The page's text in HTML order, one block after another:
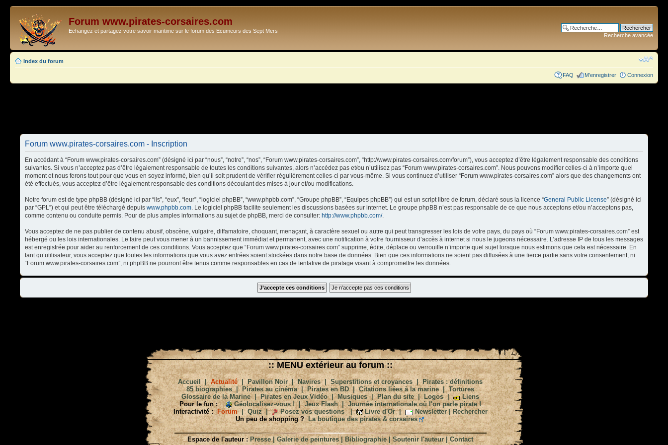
Forum www.pirates-corsaires.com
Echangez et partagez votre savoir maritime sur le forum des Ecumeurs des Sept Mers
Recherche avancée
Index du forum
FAQ M’enregistrer Connexion
Forum www.pirates-corsaires.com - Inscription
En accédant à “Forum www.pirates-corsaires.com” (désigné ici par “nous”, “notre”, “nos”, “Forum www.pirates-corsaires.com”, “http://www.pirates-corsaires.com/forum”), vous acceptez d’être légalement responsable des conditions
suivantes. Si vous n’acceptez pas d’être légalement responsable de toutes les conditions suivantes, alors n’accédez pas et/ou n’utilisez pas “Forum www.pirates-corsaires.com”. Nous pouvons modifier celles-ci à n’importe quel
moment et nous ferons tout pour que vous en soyez informé, bien qu’il soit prudent de vérifier régulièrement celles-ci par vous-même. Si vous continuez d’utiliser “Forum www.pirates-corsaires.com” alors que des changements ont
été effectués, vous acceptez d’être légalement responsable des conditions découlant des mises à jour et/ou modifications.
Notre forum est de type phpBB (désigné ici par “ils”, “eux”, “leur”, “logiciel phpBB”, “www.phpbb.com”, “Groupe phpBB”, “Equipes phpBB”) qui est un script libre de forum, déclaré sous la licence “General Public License” (désigné ici
par “GPL”) et qui peut être téléchargé depuis www.phpbb.com. Le logiciel phpBB facilite seulement les discussions basées sur internet. Le groupe phpBB n’est pas responsable de ce que nous acceptons et/ou n’acceptons pas,
comme contenu ou conduite permis. Pour de plus amples informations au sujet de phpBB, merci de consulter: http://www.phpbb.com/.
Vous acceptez de ne pas publier de contenu abusif, obscène, vulgaire, diffamatoire, choquant, menaçant, à caractère sexuel ou autre qui peut transgresser les lois de votre pays, du pays où “Forum www.pirates-corsaires.com” est
hébergé ou les lois internationales. Le faire peut vous mener à un bannissement immédiat et permanent, avec une notification à votre fournisseur d’accès à internet si nous le jugeons nécessaire. L’adresse IP de tous les messages
est enregistrée pour aider au renforcement de ces conditions. Vous acceptez que “Forum www.pirates-corsaires.com” supprime, édite, déplace ou verrouille n’importe quel sujet lorsque nous estimons que cela est nécessaire. En
tant qu’utilisateur, vous acceptez que toutes les informations que vous avez entrées soient stockées dans notre base de données. Bien que ces informations ne soient pas diffusées à une tierce partie sans votre consentement, ni
“Forum www.pirates-corsaires.com”, ni phpBB ne pourront être tenus comme responsables en cas de tentative de piratage visant à compromettre les données.
:: MENU extérieur au forum ::
Accueil |Actualité|Pavillon Noir|Navires|Superstitions et croyances|Pirates : définitions
85 biographies| Pirates au cinéma|Pirates en BD|Citations liées à la marine|Tortures
Glossaire de la Marine|Pirates en Jeux Vidéo|Musiques|Plan du site|Logos|
Liens
Pour le fun :
Géolocalisez-vous !|Jeux Flash|Journée internationale où l'on parle pirate !
Interactivité : Forum| Quiz| Posez vos questions| Livre d'Or| Newsletter| Rechercher
Un peu de shopping ?
La boutique des pirates & corsaires
Espace de l'auteur : Presse|Galerie de peintures|Bibliographie|Soutenir l'auteur|Contact